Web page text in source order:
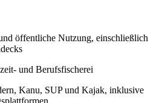
öffentliche Nutzung, einschließlich
und Berufsfischerei
Kanu, SUP und Kajak, inklusive